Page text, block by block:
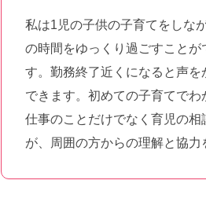
私は1児の子供の子育てをしな
の時間をゆっくり過ごすこと
す。勤務終了近くになると声
できます。初めての子育てでわ
仕事のことだけでなく育児の
が、周囲の方からの理解と協